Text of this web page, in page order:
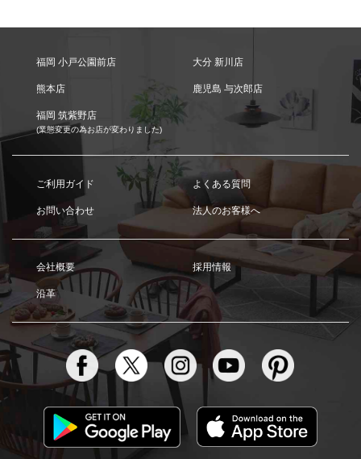
福岡 小戸公園前店 大分 新川店
熊本店 鹿児島 与次郎店
福岡 筑紫野店
(業態変更の為お店が変わりました)
ご利用ガイド よくある質問
お問い合わせ 法人のお客様へ
会社概要 採用情報
沿革